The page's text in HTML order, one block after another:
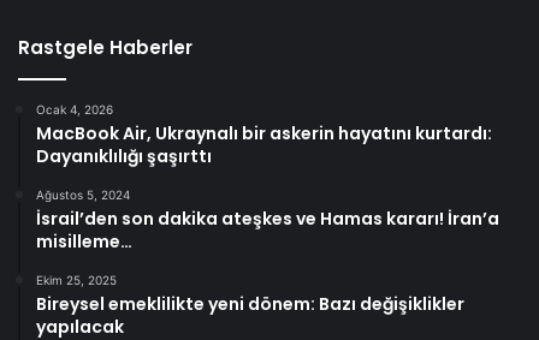
Rastgele Haberler
Ocak 4, 2026
MacBook Air, Ukraynalı bir askerin hayatını kurtardı:
Dayanıklılığı şaşırttı
Ağustos 5, 2024
İsrail’den son dakika ateşkes ve Hamas kararı! İran’a
misilleme…
Ekim 25, 2025
Bireysel emeklilikte yeni dönem: Bazı değişiklikler
yapılacak